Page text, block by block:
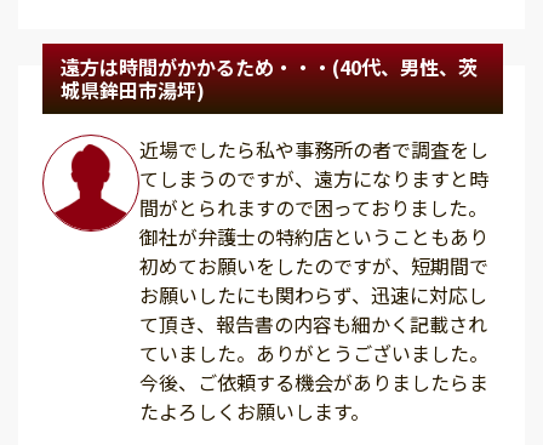
遠方は時間がかかるため・・・(40代、男性、茨
城県鉾田市湯坪)
近場でしたら私や事務所の者で調査をし
てしまうのですが、遠方になりますと時
間がとられますので困っておりました。
御社が弁護士の特約店ということもあり
初めてお願いをしたのですが、短期間で
お願いしたにも関わらず、迅速に対応し
て頂き、報告書の内容も細かく記載され
ていました。ありがとうございました。
今後、ご依頼する機会がありましたらま
たよろしくお願いします。